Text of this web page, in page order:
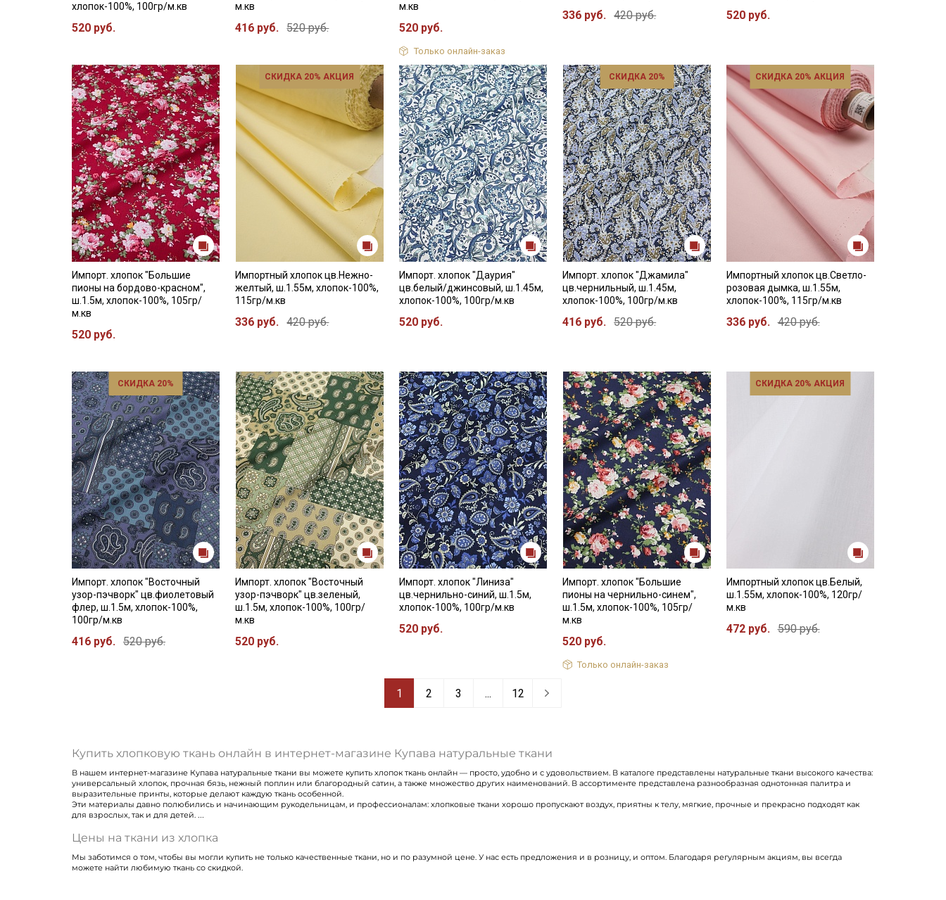
хлопок-100%, 100гр/м.кв
520 руб.
м.кв
416 руб. 520 руб.
м.кв
520 руб.
Только онлайн-заказ
336 руб. 420 руб. 520 руб.
Импорт. хлопок "Большие
пионы на бордово-красном",
ш.1.5м, хлопок-100%, 105гр/
м.кв
520 руб.
СКИДКА 20% АКЦИЯ
Импортный хлопок цв.Нежно-
желтый, ш.1.55м, хлопок-100%,
115гр/м.кв
336 руб. 420 руб.
Импорт. хлопок "Даурия"
цв.белый/джинсовый, ш.1.45м,
хлопок-100%, 100гр/м.кв
520 руб.
СКИДКА 20%
Импорт. хлопок "Джамила"
цв.чернильный, ш.1.45м,
хлопок-100%, 100гр/м.кв
416 руб. 520 руб.
СКИДКА 20% АКЦИЯ
Импортный хлопок цв.Светло-
розовая дымка, ш.1.55м,
хлопок-100%, 115гр/м.кв
336 руб. 420 руб.
СКИДКА 20%
Импорт. хлопок "Восточный
узор-пэчворк" цв.фиолетовый
флер, ш.1.5м, хлопок-100%,
100гр/м.кв
416 руб. 520 руб.
Импорт. хлопок "Восточный
узор-пэчворк" цв.зеленый,
ш.1.5м, хлопок-100%, 100гр/
м.кв
520 руб.
Импорт. хлопок "Линиза"
цв.чернильно-синий, ш.1.5м,
хлопок-100%, 100гр/м.кв
520 руб.
Импорт. хлопок "Большие
пионы на чернильно-синем",
ш.1.5м, хлопок-100%, 105гр/
м.кв
520 руб.
Только онлайн-заказ
СКИДКА 20% АКЦИЯ
Импортный хлопок цв.Белый,
ш.1.55м, хлопок-100%, 120гр/
м.кв
472 руб. 590 руб.
1 2 3 ... 12
Купить хлопковую ткань онлайн в интернет-магазине Купава натуральные ткани
В нашем интернет-магазине Купава натуральные ткани вы можете купить хлопок ткань онлайн — просто, удобно и с удовольствием. В каталоге представлены натуральные ткани высокого качества:
универсальный хлопок, прочная бязь, нежный поплин или благородный сатин, а также множество других наименований. В ассортименте представлена разнообразная однотонная палитра и
выразительные принты, которые делают каждую ткань особенной.
Эти материалы давно полюбились и начинающим рукодельницам, и профессионалам: хлопковые ткани хорошо пропускают воздух, приятны к телу, мягкие, прочные и прекрасно подходят как
для взрослых, так и для детей.
Цены на ткани из хлопка
Мы заботимся о том, чтобы вы могли купить не только качественные ткани, но и по разумной цене. У нас есть предложения и в розницу, и оптом. Благодаря регулярным акциям, вы всегда
можете найти любимую ткань со скидкой.